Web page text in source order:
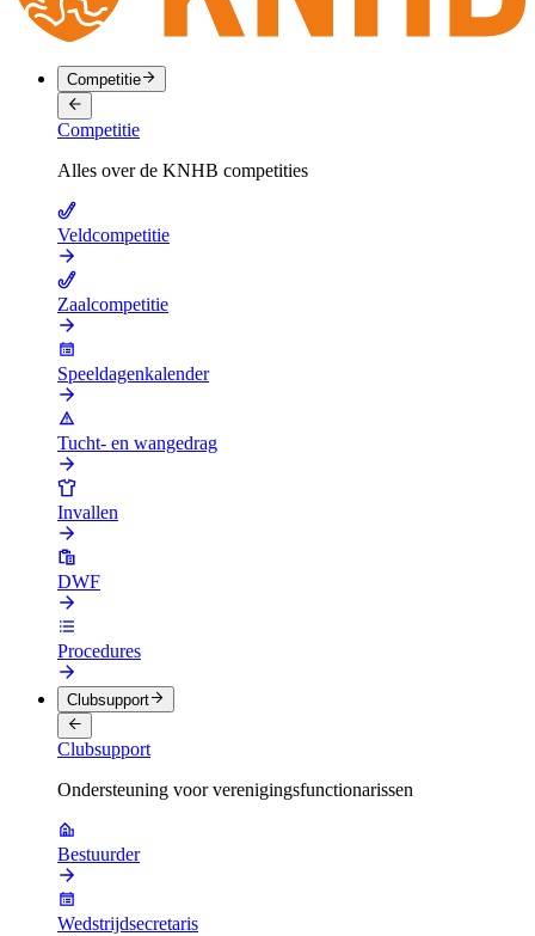
Competitie
Competitie
Alles over de KNHB competities
Veldcompetitie
Zaalcompetitie
Speeldagenkalender
Tucht- en wangedrag
Invallen
DWF
Procedures
Clubsupport
Clubsupport
Ondersteuning voor verenigingsfunctionarissen
Bestuurder
Wedstrijdsecretaris